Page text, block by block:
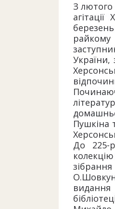
З лютого
райкому
України,
Пушкіна
До 225-
видання